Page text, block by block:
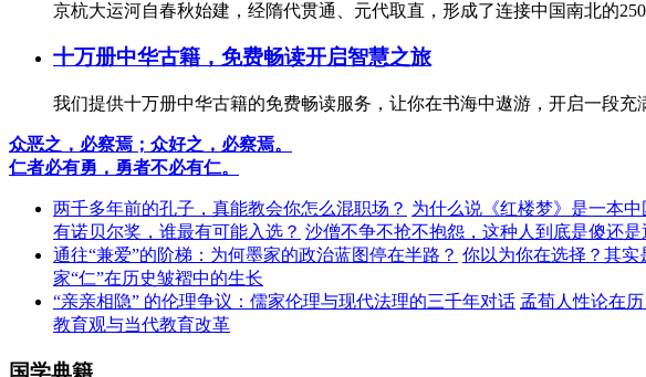
京杭大运河自春秋始建，经隋代贯通、元代取直，形成了连接中国南北的
十万册中华古籍，免费畅读开启智慧之旅
我们提供十万册中华古籍的免费畅读服务，让你在书海中遨游，开启一段充
众恶之，必察焉；众好之，必察焉。
仁者必有勇，勇者不必有仁。
两千多年前的孔子，真能教会你怎么混职场？ 为什么说《红楼梦》是一本中
有诺贝尔奖，谁最有可能入选？ 沙僧不争不抢不抱怨，这种人到底是傻还是
通往“兼爱”的阶梯：为何墨家的政治蓝图停在半路？ 你以为你在选择？其实
家“仁”在历史皱褶中的生长
“亲亲相隐” 的伦理争议：儒家伦理与现代法理的三千年对话 孟荀人性论在
教育观与当代教育改革
国学典籍